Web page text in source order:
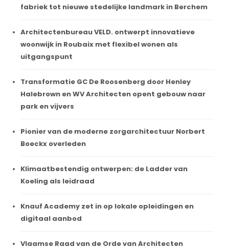
fabriek tot nieuwe stedelijke landmark in Berchem
Architectenbureau VELD. ontwerpt innovatieve
woonwijk in Roubaix met flexibel wonen als
uitgangspunt
Transformatie GC De Roosenberg door Henley
Halebrown en WV Architecten opent gebouw naar
park en vijvers
Pionier van de moderne zorgarchitectuur Norbert
Boeckx overleden
Klimaatbestendig ontwerpen: de Ladder van
Koeling als leidraad
Knauf Academy zet in op lokale opleidingen en
digitaal aanbod
Vlaamse Raad van de Orde van Architecten